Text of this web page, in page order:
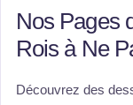
Nos Pages
Rois à Ne
Découvrez des